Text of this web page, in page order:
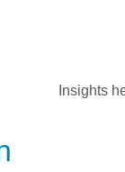
Insights